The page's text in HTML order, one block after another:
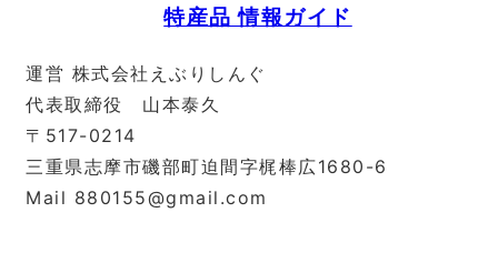
運営 株式会社えぶりしんぐ
代表取締役 山本泰久
〒517-0214
三重県志摩市磯部町迫間字梶棒広1680-6
Mail 880155@gmail.com